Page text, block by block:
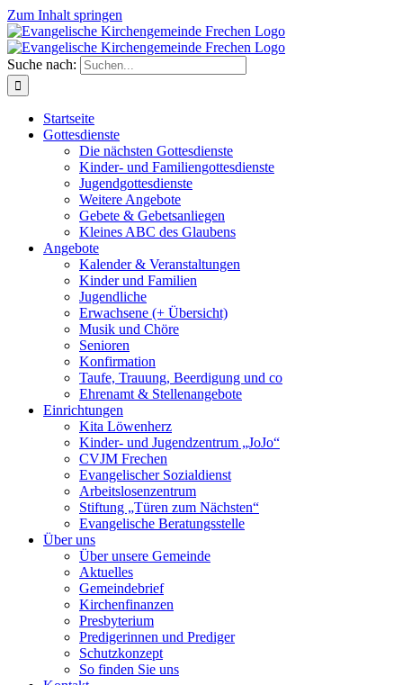
Zum Inhalt springen
Suche nach:
Startseite
Gottesdienste
Die nächsten Gottesdienste
Kinder- und Familiengottesdienste
Jugendgottesdienste
Weitere Angebote
Gebete & Gebetsanliegen
Kleines ABC des Glaubens
Angebote
Kalender & Veranstaltungen
Kinder und Familien
Jugendliche
Erwachsene (+ Übersicht)
Musik und Chöre
Senioren
Konfirmation
Taufe, Trauung, Beerdigung und co
Ehrenamt & Stellenangebote
Einrichtungen
Kita Löwenherz
Kinder- und Jugendzentrum „JoJo“
CVJM Frechen
Evangelischer Sozialdienst
Arbeitslosenzentrum
Stiftung „Türen zum Nächsten“
Evangelische Beratungsstelle
Über uns
Über unsere Gemeinde
Aktuelles
Gemeindebrief
Kirchenfinanzen
Presbyterium
Predigerinnen und Prediger
Schutzkonzept
So finden Sie uns